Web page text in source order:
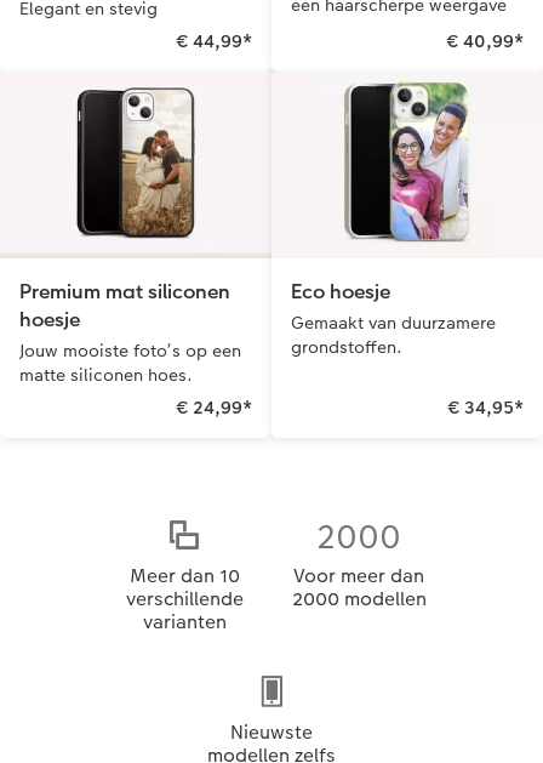
Elegant en stevig
€ 44,99*
een haarscherpe weergave
€ 40,99*
Premium mat siliconen
hoesje
Jouw mooiste foto’s op een
matte siliconen hoes.
€ 24,99*
Eco hoesje
Gemaakt van duurzamere
grondstoffen.
€ 34,95*
Meer dan 10
verschillende
varianten
2000
Voor meer dan
2000 modellen
Nieuwste
modellen zelfs